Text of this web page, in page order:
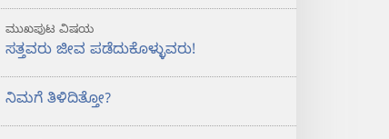
ಮುಖಪುಟ ವಿಷಯ
ಸತ್ತವರು ಜೀವ ಪಡೆದುಕೊಳ್ಳುವರು!
ನಿಮಗೆ ತಿಳಿದಿತ್ತೋ?